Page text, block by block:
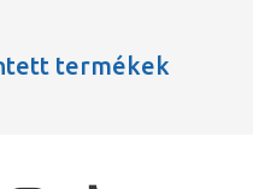
termékek